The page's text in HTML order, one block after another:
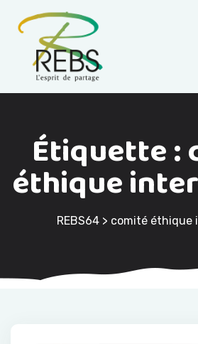
Étiquette :
éthique
REBS64> comité éthique